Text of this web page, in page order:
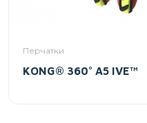
Перчатки
KONG® 360° A5 IVE™